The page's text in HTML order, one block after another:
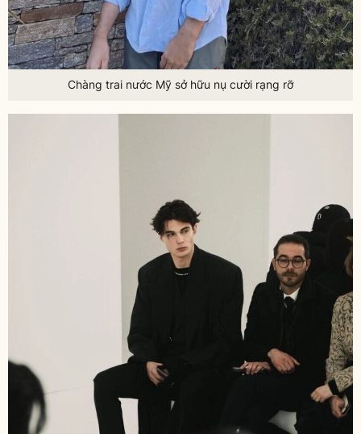
Chàng trai nước Mỹ sở hữu nụ cười rạng rỡ